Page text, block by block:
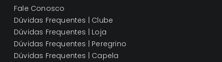
Fale Conosco
Dúvidas Frequentes | Clube
Dúvidas Frequentes | Loja
Dúvidas Frequentes | Peregrino
Dúvidas Frequentes | Capela